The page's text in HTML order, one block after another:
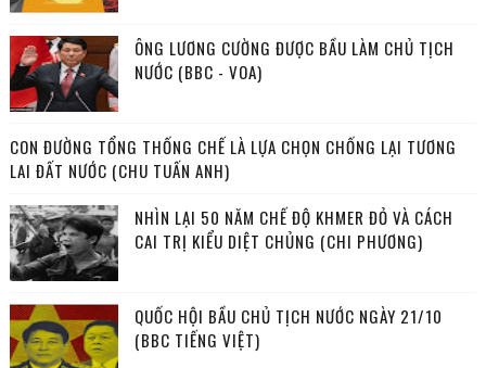
ÔNG LƯƠNG CƯỜNG ĐƯỢC BẦU LÀM CHỦ TỊCH
NƯỚC (BBC - VOA)
CON ĐƯỜNG TỔNG THỐNG CHẾ LÀ LỰA CHỌN CHỐNG LẠI TƯƠNG
LAI ĐẤT NƯỚC (CHU TUẤN ANH)
NHÌN LẠI 50 NĂM CHẾ ĐỘ KHMER ĐỎ VÀ CÁCH
CAI TRỊ KIỂU DIỆT CHỦNG (CHI PHƯƠNG)
QUỐC HỘI BẦU CHỦ TỊCH NƯỚC NGÀY 21/10
(BBC TIẾNG VIỆT)